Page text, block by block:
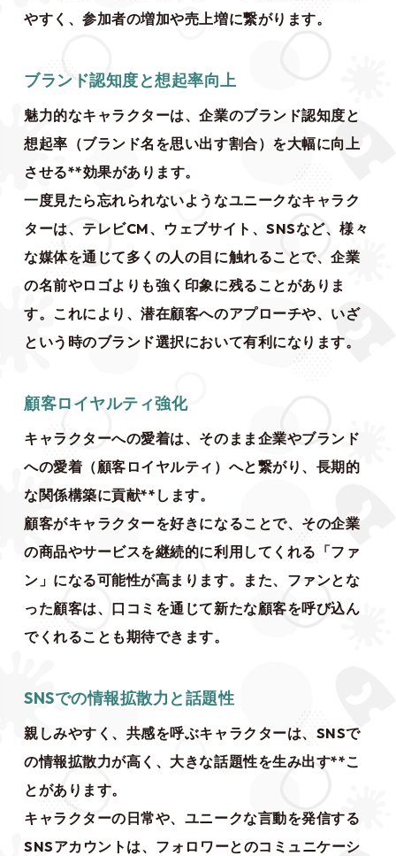
やすく、参加者の増加や売上増に繋がります。
ブランド認知度と想起率向上
魅力的なキャラクターは、企業のブランド認知度と
想起率（ブランド名を思い出す割合）を大幅に向上
させる**効果があります。
一度見たら忘れられないようなユニークなキャラク
ターは、テレビCM、ウェブサイト、SNSなど、様々
な媒体を通じて多くの人の目に触れることで、企業
の名前やロゴよりも強く印象に残ることがありま
す。これにより、潜在顧客へのアプローチや、いざ
という時のブランド選択において有利になります。
顧客ロイヤルティ強化
キャラクターへの愛着は、そのまま企業やブランド
への愛着（顧客ロイヤルティ）へと繋がり、長期的
な関係構築に貢献**します。
顧客がキャラクターを好きになることで、その企業
の商品やサービスを継続的に利用してくれる「ファ
ン」になる可能性が高まります。また、ファンとな
った顧客は、口コミを通じて新たな顧客を呼び込ん
でくれることも期待できます。
SNSでの情報拡散力と話題性
親しみやすく、共感を呼ぶキャラクターは、SNSで
の情報拡散力が高く、大きな話題性を生み出す**こ
とがあります。
キャラクターの日常や、ユニークな言動を発信する
SNSアカウントは、フォロワーとのコミュニケーシ